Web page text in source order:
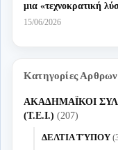
μια «τεχνοκρατική
15/06/2026
Κατηγορίες Αρθρων
ΑΚΑΔΗΜΑΪΚΟΙ
(Τ.Ε.Ι.) (207)
ΔΕΛΤΙΑ ΤΎΠΟΥ